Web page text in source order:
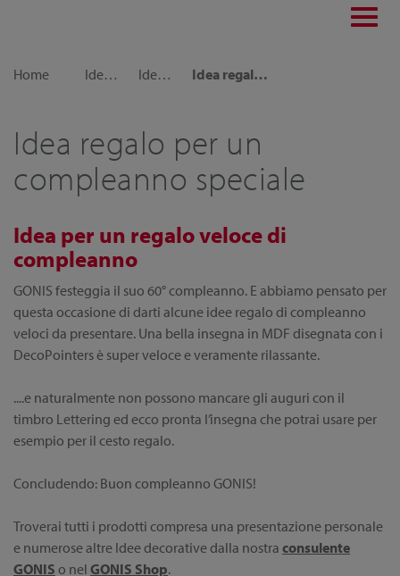
Home
Idee decorative Idee regalo Idea regalo per un compleanno speciale
Idea regalo per un
compleanno speciale
Idea per un regalo veloce di
compleanno
GONIS festeggia il suo 60° compleanno. E abbiamo pensato per
questa occasione di darti alcune idee regalo di compleanno
veloci da presentare. Una bella insegna in MDF disegnata con i
DecoPointers è super veloce e veramente rilassante.
....e naturalmente non possono mancare gli auguri con il
timbro Lettering ed ecco pronta l’insegna che potrai usare per
esempio per il cesto regalo.
Concludendo: Buon compleanno GONIS!
Troverai tutti i prodotti compresa una presentazione personale
e numerose altre Idee decorative dalla nostra consulente
GONIS o nel GONIS Shop.